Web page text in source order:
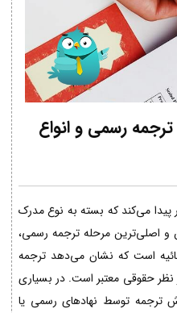
رسمی و انواع
پیدا می‌کند که بسته به نوع مدرک
و اصلی‌ترین مرحله ترجمه رسمی،
است که نشان می‌دهد ترجمه
نظر حقوقی معتبر است. در بسیاری
ترجمه توسط نهادهای رسمی یا